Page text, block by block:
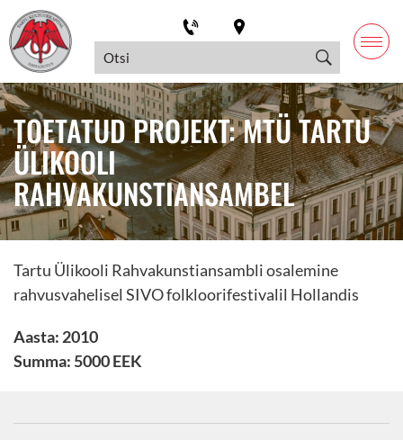
TOETATUD PROJEKT: MTÜ TARTU
ÜLIKOOLI
RAHVAKUNSTIANSAMBEL
Tartu Ülikooli Rahvakunstiansambli osalemine
rahvusvahelisel SIVO folkloorifestivalil Hollandis
Aasta: 2010
Summa: 5000 EEK